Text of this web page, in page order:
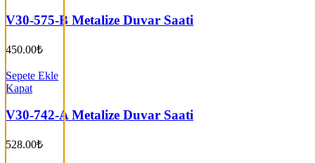
V30-575-B Metalize Duvar Saati
450.00₺
Sepete Ekle
Kapat
V30-742-A Metalize Duvar Saati
528.00₺